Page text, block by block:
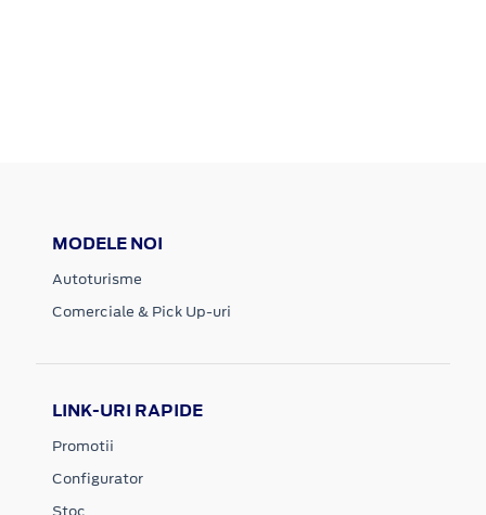
MODELE NOI
Autoturisme
Comerciale & Pick Up-uri
LINK-URI RAPIDE
Promotii
Configurator
Stoc